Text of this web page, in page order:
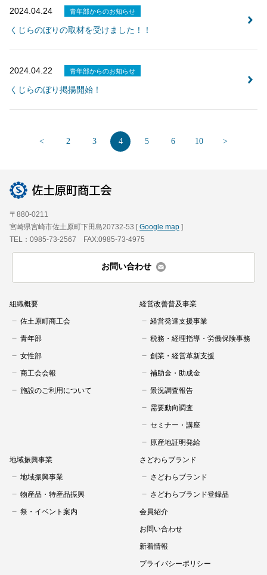
2024.04.24 青年部からのお知らせ
くじらのぼりの取材を受けました！！
2024.04.22 青年部からのお知らせ
くじらのぼり掲揚開始！
< 2 3 4 5 6 10 >
〒880-0211
宮崎県宮崎市佐土原町下田島20732-53 [Google map ]
TEL：0985-73-2567 FAX:0985-73-4975
お問い合わせ
組織概要
佐土原町商工会
青年部
女性部
商工会会報
施設のご利用について
経営改善普及事業
経営発達支援事業
税務・経理指導・労働保険事務
創業・経営革新支援
補助金・助成金
景況調査報告
需要動向調査
セミナー・講座
原産地証明発給
地域振興事業
地域振興事業
物産品・特産品振興
祭・イベント案内
さどわらブランド
さどわらブランド
さどわらブランド登録品
会員紹介
お問い合わせ
新着情報
プライバシーポリシー